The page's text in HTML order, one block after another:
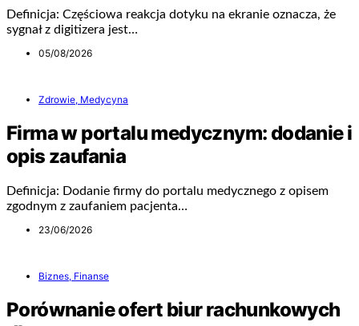
Definicja: Częściowa reakcja dotyku na ekranie oznacza, że
sygnał z digitizera jest…
05/08/2026
Zdrowie, Medycyna
Firma w portalu medycznym: dodanie i
opis zaufania
Definicja: Dodanie firmy do portalu medycznego z opisem
zgodnym z zaufaniem pacjenta…
23/06/2026
Biznes, Finanse
Porównanie ofert biur rachunkowych